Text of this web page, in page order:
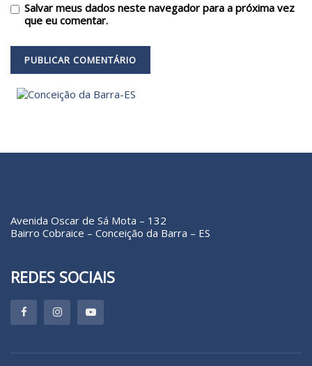
Salvar meus dados neste navegador para a próxima vez
que eu comentar.
Avenida Oscar de Sá Mota – 132
Bairro Cobraice – Conceição da Barra – ES
REDES SOCIAIS